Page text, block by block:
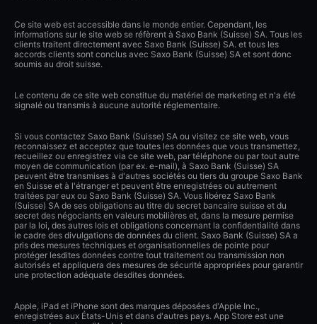
Ce site web est accessible dans le monde entier. Cependant, les
informations sur le site web se réfèrent à Saxo Bank (Suisse) SA. Tous les
clients traitent directement avec Saxo Bank (Suisse) SA. et tous les
accords clients sont conclus avec Saxo Bank (Suisse) SA et sont donc
soumis au droit suisse.
Le contenu de ce site web constitue du matériel de marketing et n'a été
signalé ou transmis à aucune autorité réglementaire.
Si vous contactez Saxo Bank (Suisse) SA ou visitez ce site web, vous
reconnaissez et acceptez que toutes les données que vous transmettez,
recueillez ou enregistrez via ce site web, par téléphone ou par tout autre
moyen de communication (par ex. e-mail), à Saxo Bank (Suisse) SA
peuvent être transmises à d'autres sociétés ou tiers du groupe Saxo Bank
en Suisse et à l'étranger et peuvent être enregistrées ou autrement
traitées par eux ou Saxo Bank (Suisse) SA. Vous libérez Saxo Bank
(Suisse) SA de ses obligations au titre du secret bancaire suisse et du
secret des négociants en valeurs mobilières et, dans la mesure permise
par la loi, des autres lois et obligations concernant la confidentialité dans
le cadre des divulgations de données du client. Saxo Bank (Suisse) SA a
pris des mesures techniques et organisationnelles de pointe pour
protéger lesdites données contre tout traitement ou transmission non
autorisés et appliquera des mesures de sécurité appropriées pour garantir
une protection adéquate desdites données.
Apple, iPad et iPhone sont des marques déposées d'Apple Inc.,
enregistrées aux États-Unis et dans d'autres pays. App Store est une